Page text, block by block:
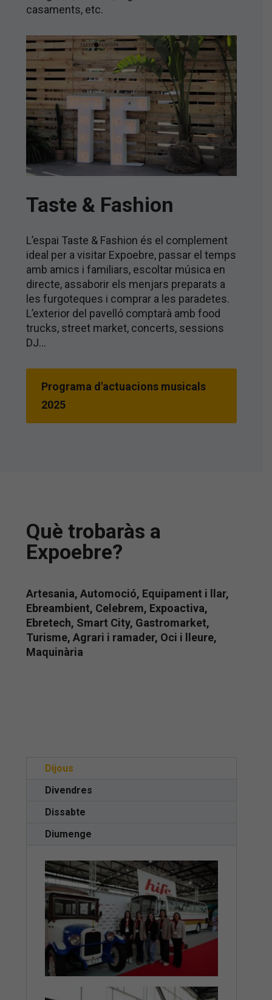
casaments, etc.
Taste & Fashion
L’espai Taste & Fashion és el complement
ideal per a visitar Expoebre, passar el temps
amb amics i familiars, escoltar música en
directe, assaborir els menjars preparats a
les furgoteques i comprar a les paradetes.
L’exterior del pavelló comptarà amb food
trucks, street market, concerts, sessions
DJ…
Programa d'actuacions musicals
2025
Què trobaràs a
Expoebre?
Artesania, Automoció, Equipament i llar,
Ebreambient, Celebrem, Expoactiva,
Ebretech, Smart City, Gastromarket,
Turisme, Agrari i ramader, Oci i lleure,
Maquinària
Dijous
Divendres
Dissabte
Diumenge